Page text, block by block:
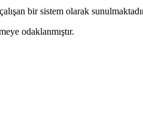
bir sistem olarak
odaklanmıştır.